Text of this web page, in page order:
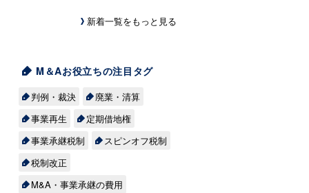
新着一覧をもっと見る
M＆Aお役立ちの注目タグ
判例・裁決
廃業・清算
事業再生
定期借地権
事業承継税制
スピンオフ税制
税制改正
M&A・事業承継の費用